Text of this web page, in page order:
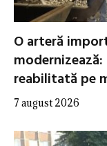
O arteră
reabilitată pe
7 august 2026